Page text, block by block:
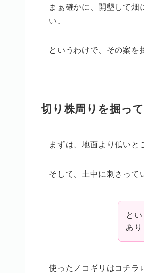
まぁ確かに、開墾して畑
い。
というわけで、その案を
切り株周りを掘っ
まずは、地面より低いと
そして、土中に刺さって
と
あり
使ったノコギリはコチラ↓